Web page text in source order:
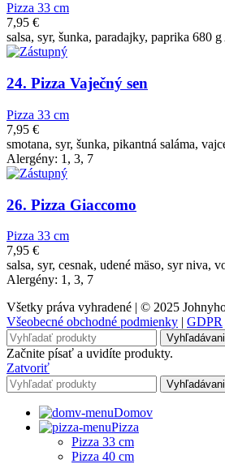
Pizza 33 cm
7,95 €
salsa, syr, šunka, paradajky, paprika 680
24. Pizza Vaječný sen
Pizza 33 cm
7,95 €
smotana, syr, šunka, pikantná saláma,
Alergény: 1, 3, 7
26. Pizza Giaccomo
Pizza 33 cm
7,95 €
salsa, syr, cesnak, udené mäso, syr niva,
Alergény: 1, 3, 7
Všetky práva vyhradené | © 2025
Všeobecné obchodné podmienky | GDPR
Začnite písať a uvidíte produkty.
Zatvoriť
Domov
Pizza
Pizza 33 cm
Pizza 40 cm